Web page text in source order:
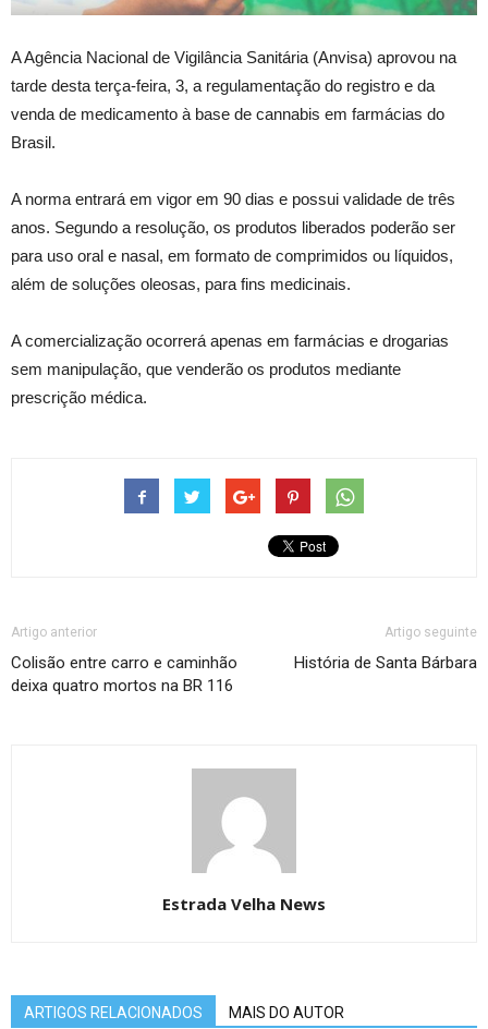
A Agência Nacional de Vigilância Sanitária (Anvisa) aprovou na
tarde desta terça-feira, 3, a regulamentação do registro e da
venda de medicamento à base de cannabis em farmácias do
Brasil.
A norma entrará em vigor em 90 dias e possui validade de três
anos. Segundo a resolução, os produtos liberados poderão ser
para uso oral e nasal, em formato de comprimidos ou líquidos,
além de soluções oleosas, para fins medicinais.
A comercialização ocorrerá apenas em farmácias e drogarias
sem manipulação, que venderão os produtos mediante
prescrição médica.
Artigo anterior
Colisão entre carro e caminhão
deixa quatro mortos na BR 116
Artigo seguinte
História de Santa Bárbara
Estrada Velha News
ARTIGOS RELACIONADOS MAIS DO AUTOR